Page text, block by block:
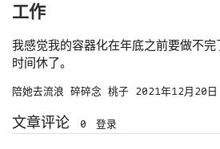
工作
我感觉我的容器化在年底之前要做不
时间休了。
陪她去流浪 碎碎念 桃子 2021年12月20日
文章评论 0 登录